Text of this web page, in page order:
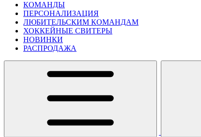
КОМАНДЫ
ПЕРСОНАЛИЗАЦИЯ
ЛЮБИТЕЛЬСКИМ КОМАНДАМ
ХОККЕЙНЫЕ СВИТЕРЫ
НОВИНКИ
РАСПРОДАЖА